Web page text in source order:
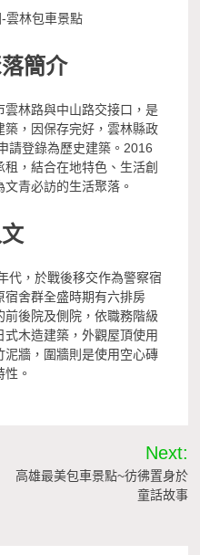
簡介
雲林路與中山路交接口，是
，因保存完好，雲林縣政
請登錄為歷史建築。2016
，結合在地特色、生活創
青必訪的生活聚落。
代，於戰後移交作為警察宿
宿舍群全盛時期有六排房
後院及側院，依職務階級
木造建築，外觀屋頂使用
牆，圍牆則是使用空心磚
。
Next:
高雄最美包車景點~彷彿置身於
童話故事